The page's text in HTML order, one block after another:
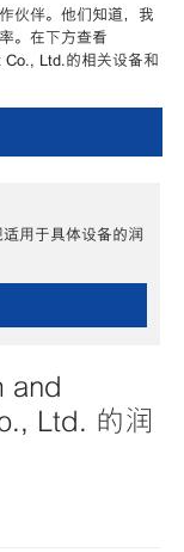
伙伴。他们知道，我
。在下方查看
Ltd.的相关设备和
用于具体设备的润
and
Ltd. 的润